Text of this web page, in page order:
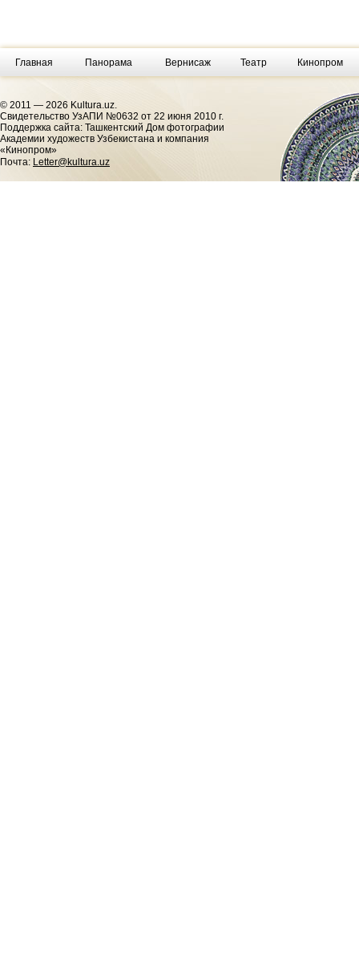
Главная Панорама Вернисаж Театр Кинопром
© 2011 — 2026 Kultura.uz.
Cвидетельство УзАПИ №0632 от 22 июня 2010 г.
Поддержка сайта: Ташкентский Дом фотографии
Академии художеств Узбекистана и компания
«Кинопром»
Почта: Letter@kultura.uz